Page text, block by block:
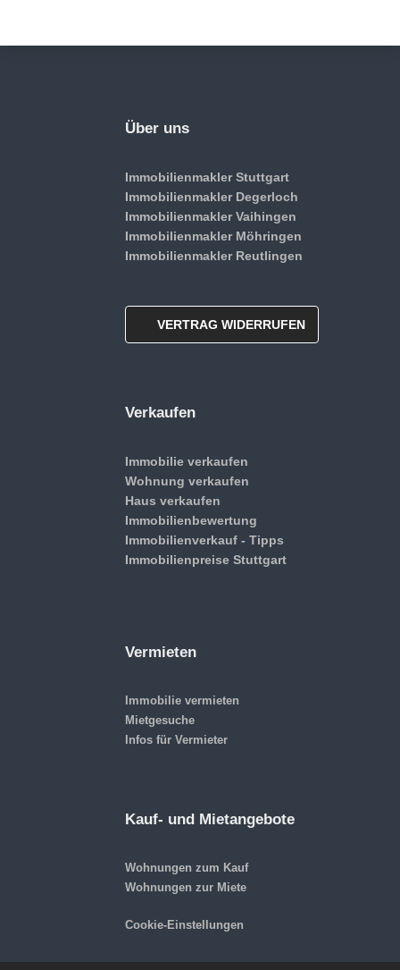
Über uns
Immobilienmakler Stuttgart
Immobilienmakler Degerloch
Immobilienmakler Vaihingen
Immobilienmakler Möhringen
Immobilienmakler Reutlingen
VERTRAG WIDERRUFEN
Verkaufen
Immobilie verkaufen
Wohnung verkaufen
Haus verkaufen
Immobilienbewertung
Immobilienverkauf - Tipps
Immobilienpreise Stuttgart
Vermieten
Immobilie vermieten
Mietgesuche
Infos für Vermieter
Kauf- und Mietangebote
Wohnungen zum Kauf
Wohnungen zur Miete
Cookie-Einstellungen